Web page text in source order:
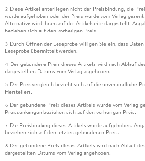
2 Diese Artikel unterliegen nicht der Preisbindung, die
wurde aufgehoben oder der Preis wurde vom Verlag
Alternative wird Ihnen auf der Artikelseite dargestellt.
beziehen sich auf den vorherigen Preis.
3 Durch Öffnen der Leseprobe willigen Sie ein, dass
Leseprobe übermittelt werden.
4 Der gebundene Preis dieses Artikels wird nach Ablauf
dargestellten Datums vom Verlag angehoben.
5 Der Preisvergleich bezieht sich auf die unverbindliche
Herstellers.
6 Der gebundene Preis dieses Artikels wurde vom Verlag
Preissenkungen beziehen sich auf den vorherigen Preis.
7 Die Preisbindung dieses Artikels wurde aufgehoben.
beziehen sich auf den letzten gebundenen Preis.
8 Der gebundene Preis dieses Artikels wird nach Ablauf
dargestellten Datums vom Verlag angehoben.